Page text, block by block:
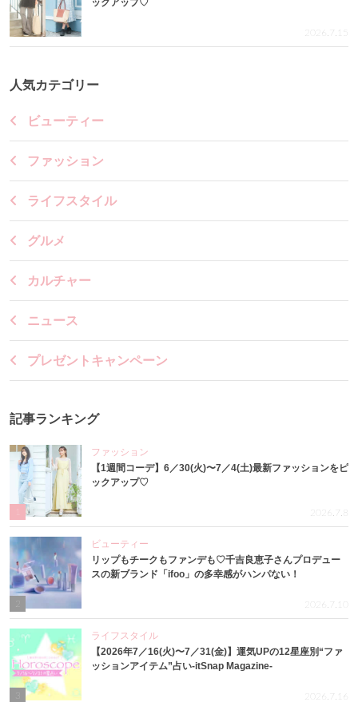
ックアップ♡
2026.7.15
人気カテゴリー
ビューティー
ファッション
ライフスタイル
グルメ
カルチャー
ニュース
プレゼントキャンペーン
記事ランキング
ファッション
【1週間コーデ】6／30(火)〜7／4(土)最新ファッションをピ
ックアップ♡
2026.7.8
ビューティー
リップもチークもファンデも♡千吉良恵子さんプロデュー
スの新ブランド「ifoo」の多幸感がハンパない！
2026.7.10
3
ライフスタイル
【2026年7／16(火)〜7／31(金)】運気UPの12星座別“ファ
ッションアイテム”占い-itSnap Magazine-
2026.7.16